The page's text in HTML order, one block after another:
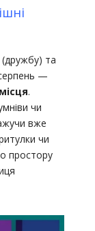
та
—
місця.
чи
вже
чи
простору